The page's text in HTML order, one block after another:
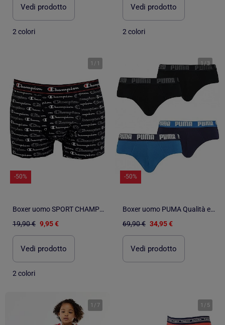
Vedi prodotto
2 colori
Vedi prodotto
2 colori
1 / 1
-50%
Boxer uomo SPORT CHAMPION
19,90 € 9,95 €
Vedi prodotto
2 colori
1/3
-50%
Boxer uomo PUMA Qualità e Comfort - Confezione da 4
69,90 € 34,95 €
Vedi prodotto
1 / 7 1 / 5